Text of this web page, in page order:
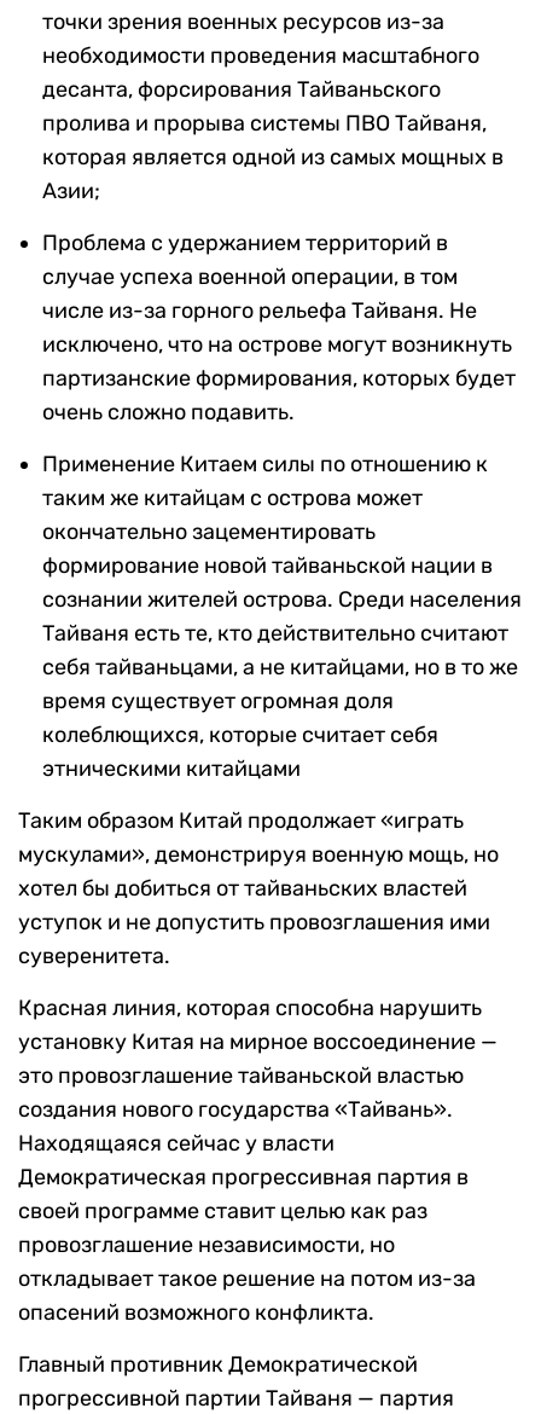
точки зрения военных ресурсов из-за
необходимости проведения масштабного
десанта, форсирования Тайваньского
пролива и прорыва системы ПВО Тайваня,
которая является одной из самых мощных в
Азии;
Проблема с удержанием территорий в
случае успеха военной операции, в том
числе из-за горного рельефа Тайваня. Не
исключено, что на острове могут возникнуть
партизанские формирования, которых будет
очень сложно подавить.
Применение Китаем силы по отношению к
таким же китайцам с острова может
окончательно зацементировать
формирование новой тайваньской нации в
сознании жителей острова. Среди населения
Тайваня есть те, кто действительно считают
себя тайваньцами, а не китайцами, но в то же
время существует огромная доля
колеблющихся, которые считает себя
этническими китайцами
Таким образом Китай продолжает «играть
мускулами», демонстрируя военную мощь, но
хотел бы добиться от тайваньских властей
уступок и не допустить провозглашения ими
суверенитета.
Красная линия, которая способна нарушить
установку Китая на мирное воссоединение —
это провозглашение тайваньской властью
создания нового государства «Тайвань».
Находящаяся сейчас у власти
Демократическая прогрессивная партия в
своей программе ставит целью как раз
провозглашение независимости, но
откладывает такое решение на потом из-за
опасений возможного конфликта.
Главный противник Демократической
прогрессивной партии Тайваня — партия